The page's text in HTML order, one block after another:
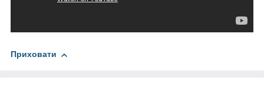
Приховати